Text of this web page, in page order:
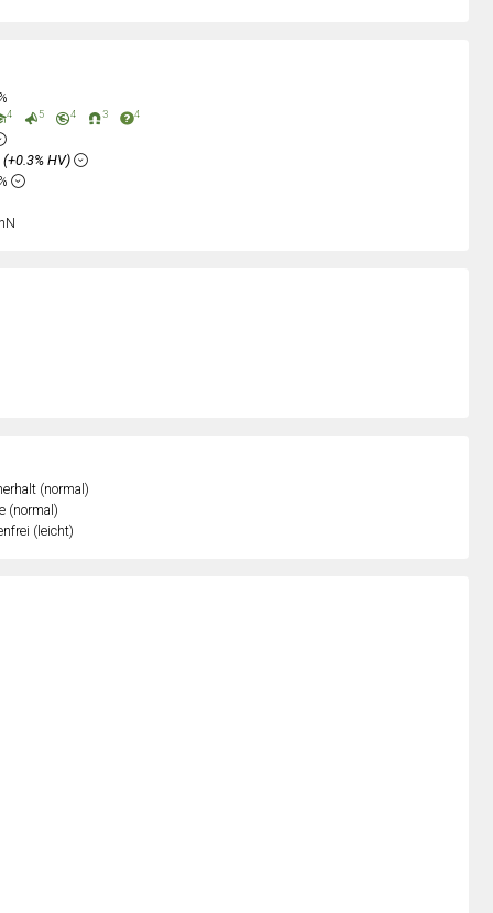
(normal)
(normal)
(leicht)
4 5 4 3 4
(+0.3% HV)